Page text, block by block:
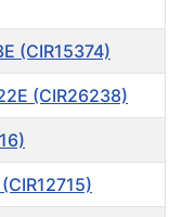
(CIR15374)
(CIR26238)